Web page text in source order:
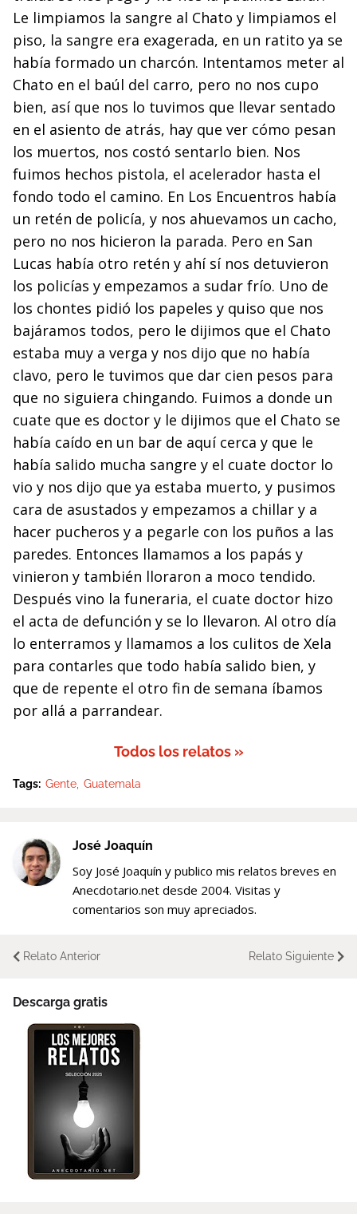
Le limpiamos la sangre al Chato y limpiamos el
piso, la sangre era exagerada, en un ratito ya se
había formado un charcón. Intentamos meter al
Chato en el baúl del carro, pero no nos cupo
bien, así que nos lo tuvimos que llevar sentado
en el asiento de atrás, hay que ver cómo pesan
los muertos, nos costó sentarlo bien. Nos
fuimos hechos pistola, el acelerador hasta el
fondo todo el camino. En Los Encuentros había
un retén de policía, y nos ahuevamos un cacho,
pero no nos hicieron la parada. Pero en San
Lucas había otro retén y ahí sí nos detuvieron
los policías y empezamos a sudar frío. Uno de
los chontes pidió los papeles y quiso que nos
bajáramos todos, pero le dijimos que el Chato
estaba muy a verga y nos dijo que no había
clavo, pero le tuvimos que dar cien pesos para
que no siguiera chingando. Fuimos a donde un
cuate que es doctor y le dijimos que el Chato se
había caído en un bar de aquí cerca y que le
había salido mucha sangre y el cuate doctor lo
vio y nos dijo que ya estaba muerto, y pusimos
cara de asustados y empezamos a chillar y a
hacer pucheros y a pegarle con los puños a las
paredes. Entonces llamamos a los papás y
vinieron y también lloraron a moco tendido.
Después vino la funeraria, el cuate doctor hizo
el acta de defunción y se lo llevaron. Al otro día
lo enterramos y llamamos a los culitos de Xela
para contarles que todo había salido bien, y
que de repente el otro fin de semana íbamos
por allá a parrandear.
Todos los relatos »
Tags: Gente Guatemala
José Joaquín
Soy José Joaquín y publico mis relatos breves en
Anecdotario.net desde 2004. Visitas y
comentarios son muy apreciados.
Relato Anterior Relato Siguiente
Descarga gratis